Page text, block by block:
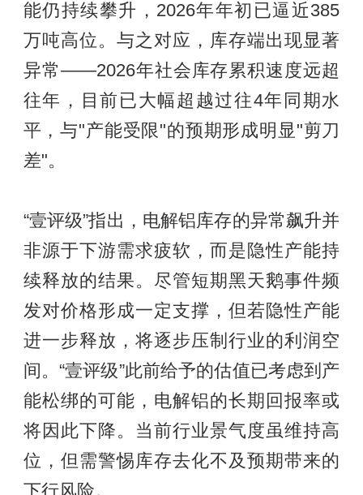
能仍持续攀升，2026年年初已逼近385
万吨高位。与之对应，库存端出现显著
异常——2026年社会库存累积速度远超
往年，目前已大幅超越过往4年同期水
平，与"产能受限"的预期形成明显"剪刀
差"。
“壹评级”指出，电解铝库存的异常飙升并
非源于下游需求疲软，而是隐性产能持
续释放的结果。尽管短期黑天鹅事件频
发对价格形成一定支撑，但若隐性产能
进一步释放，将逐步压制行业的利润空
间。“壹评级”此前给予的估值已考虑到产
能松绑的可能，电解铝的长期回报率或
将因此下降。当前行业景气度虽维持高
位，但需警惕库存去化不及预期带来的
下行风险。